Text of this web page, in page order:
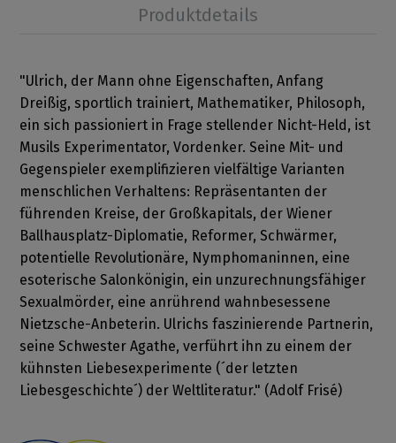
Produktdetails
"Ulrich, der Mann ohne Eigenschaften, Anfang
Dreißig, sportlich trainiert, Mathematiker, Philosoph,
ein sich passioniert in Frage stellender Nicht-Held, ist
Musils Experimentator, Vordenker. Seine Mit- und
Gegenspieler exemplifizieren vielfältige Varianten
menschlichen Verhaltens: Repräsentanten der
führenden Kreise, der Großkapitals, der Wiener
Ballhausplatz-Diplomatie, Reformer, Schwärmer,
potentielle Revolutionäre, Nymphomaninnen, eine
esoterische Salonkönigin, ein unzurechnungsfähiger
Sexualmörder, eine anrührend wahnbesessene
Nietzsche-Anbeterin. Ulrichs faszinierende Partnerin,
seine Schwester Agathe, verführt ihn zu einem der
kühnsten Liebesexperimente (´der letzten
Liebesgeschichte´) der Weltliteratur." (Adolf Frisé)